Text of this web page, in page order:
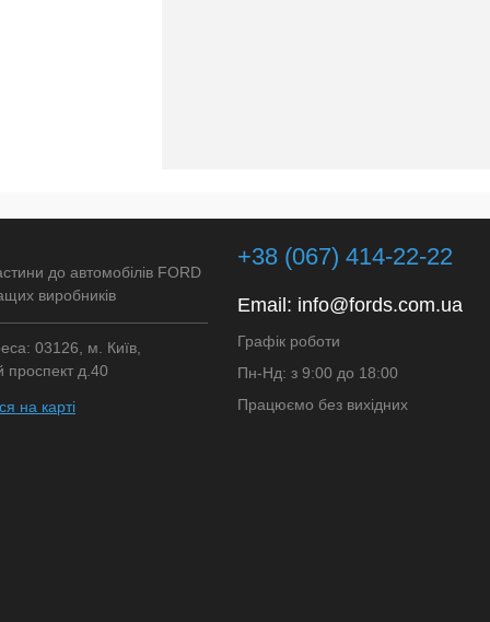
до автомобілів FORD
виробників
03126, м. Київ,
проспект д.40
на карті
+38 (067) 414-22-22
Email: info@fords.com.ua
Графік роботи
Пн-Нд: з 9:00 до 18:00
Працюємо без вихідних